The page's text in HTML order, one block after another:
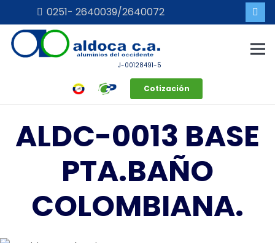
0251- 2640039/2640072
J-00128491-5
Cotización
ALDC-0013 BASE
PTA.BAÑO
COLOMBIANA.